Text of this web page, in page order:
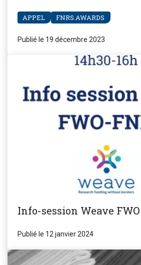
APPEL FNRS.AWARDS
Publié le 19 décembre 2023
Info-session Weave
Publié le 12 janvier 2024